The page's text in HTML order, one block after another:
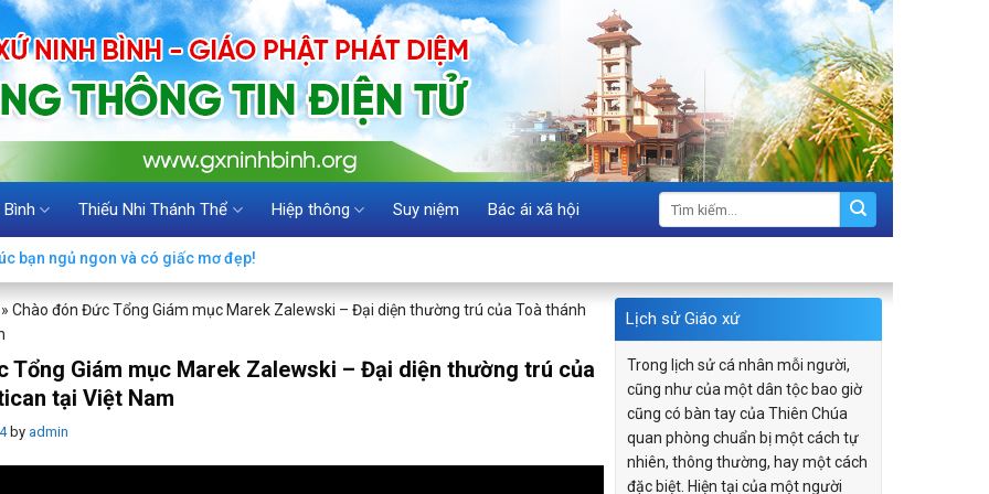
Thiếu Nhi Thánh Thể Hiệp thông Suy niệm Bác ái xã hội
bạn ngủ ngon và có giấc mơ đẹp!
» Chào đón Đức Tổng Giám mục Marek Zalewski – Đại diện thường trú của Toà thánh
Tổng Giám mục Marek Zalewski – Đại diện thường trú của
tại Việt Nam
by admin
Lịch sử Giáo xứ
Trong lịch sử cá nhân mỗi người,
cũng như của một dân tộc bao giờ
cũng có bàn tay của Thiên Chúa
quan phòng chuẩn bị một cách tự
nhiên, thông thường, hay một cách
đặc biệt. Hiện tại của một người